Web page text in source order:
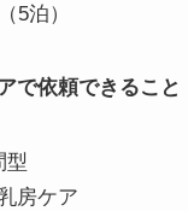
5泊）
で依頼できること
型
房ケア